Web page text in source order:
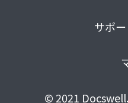
サポ
© 2021